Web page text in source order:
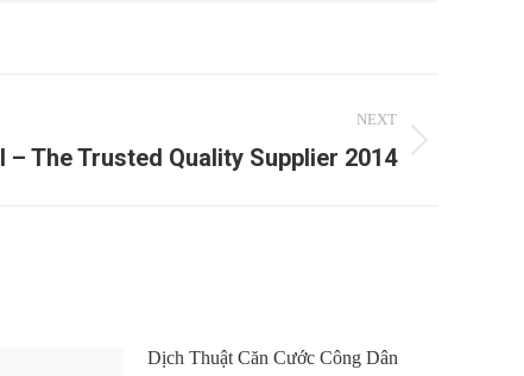
NEXT
– The Trusted Quality Supplier 2014
Dịch Thuật Căn Cước Công Dân